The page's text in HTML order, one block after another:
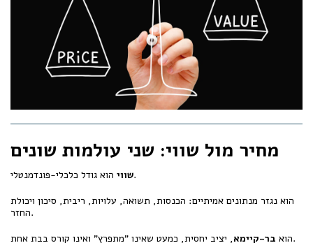
מחיר מול שווי: שני עולמות שונים
שוויהוא גודל כלכלי-פונדמנטלי.
הוא נגזר מנתונים אמיתיים: הכנסות, תשואה, עלויות, ריבית, סיכון ויכולת
החזר.
הוא בר-קיימא
, יציב יחסית, כמעט שאינו "מתפרץ" ואינו קורס בבת אחת.